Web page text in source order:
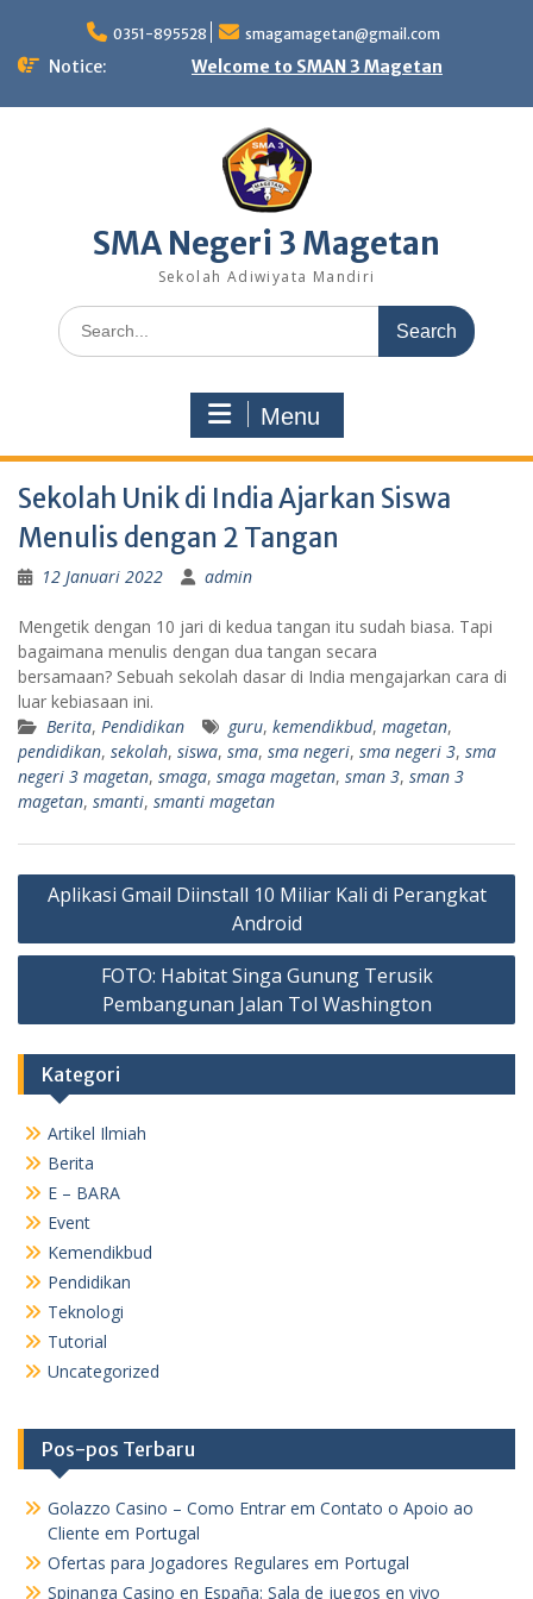
content
0351-895528 smagamagetan@gmail.com
Notice: Welcome to SMAN 3 Magetan
SMA Negeri 3 Magetan
Sekolah Adiwiyata Mandiri
Search
for:
Menu
Sekolah Unik di India Ajarkan Siswa
Menulis dengan 2 Tangan
12 Januari 2022 admin
Mengetik dengan 10 jari di kedua tangan itu sudah biasa. Tapi
bagaimana menulis dengan dua tangan secara
bersamaan? Sebuah sekolah dasar di India mengajarkan cara di
luar kebiasaan ini.
Berita, Pendidikan guru, kemendikbud, magetan,
pendidikan, sekolah, siswa, sma, sma negeri, sma negeri 3, sma
negeri 3 magetan, smaga, smaga magetan, sman 3, sman 3
magetan, smanti, smanti magetan
Navigasi
Aplikasi Gmail Diinstall 10 Miliar Kali di Perangkat
Android
FOTO: Habitat Singa Gunung Terusik
Pembangunan Jalan Tol Washington
Kategori
Artikel Ilmiah
Berita
E – BARA
Event
Kemendikbud
Pendidikan
Teknologi
Tutorial
Uncategorized
Pos-pos Terbaru
Golazzo Casino – Como Entrar em Contato o Apoio ao
Cliente em Portugal
Ofertas para Jogadores Regulares em Portugal
Spinanga Casino en España: Sala de juegos en vivo